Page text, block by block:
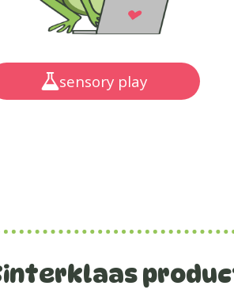
sensory play